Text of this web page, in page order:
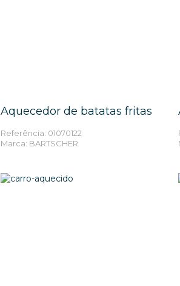
MAIS INFORMAÇÕES
Aquecedor de batatas fritas
Referência: 01070122
Marca: BARTSCHER